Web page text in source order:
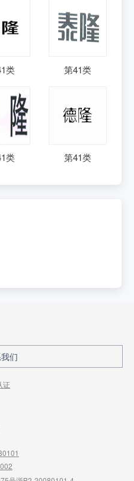
类 第41类
类 第41类